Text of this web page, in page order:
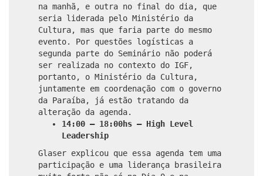
na manhã, e outra no final do dia, que
seria liderada pelo Ministério da
Cultura, mas que faria parte do mesmo
evento. Por questões logísticas a
segunda parte do Seminário não poderá
ser realizada no contexto do IGF,
portanto, o Ministério da Cultura,
juntamente em coordenação com o governo
da Paraíba, já estão tratando da
alteração da agenda.
14:00 – 18:00hs – High Level
Leadership
Glaser explicou que essa agenda tem uma
participação e uma liderança brasileira